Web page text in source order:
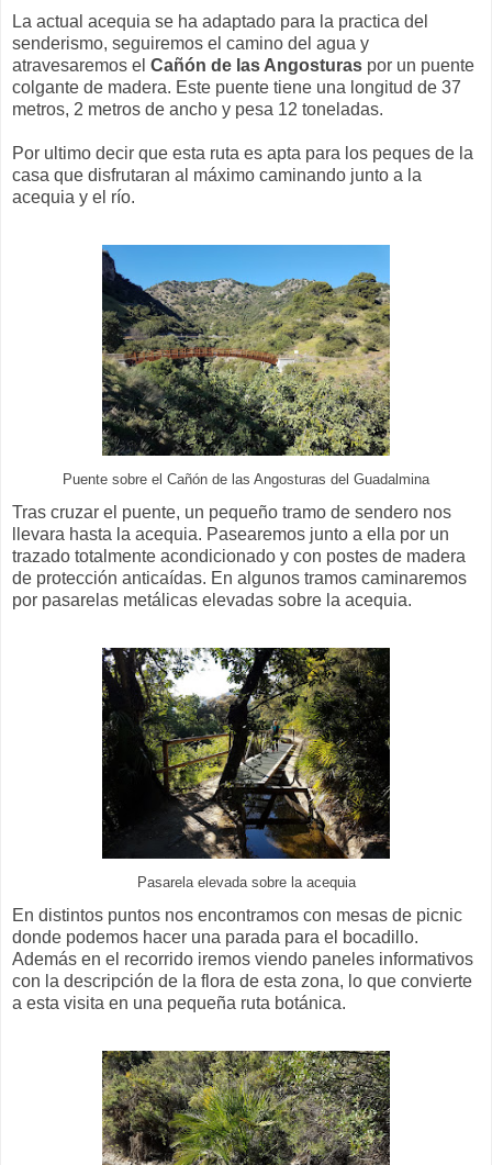
La actual acequia se ha adaptado para la practica del
senderismo, seguiremos el camino del agua y
atravesaremos el Cañón de las Angosturas por un puente
colgante de madera. Este puente tiene una longitud de 37
metros, 2 metros de ancho y pesa 12 toneladas.
Por ultimo decir que esta ruta es apta para los peques de la
casa que disfrutaran al máximo caminando junto a la
acequia y el río.
Puente sobre el Cañón de las Angosturas del Guadalmina
Tras cruzar el puente, un pequeño tramo de sendero nos
llevara hasta la acequia. Pasearemos junto a ella por un
trazado totalmente acondicionado y con postes de madera
de protección anticaídas. En algunos tramos caminaremos
por pasarelas metálicas elevadas sobre la acequia.
Pasarela elevada sobre la acequia
En distintos puntos nos encontramos con mesas de picnic
donde podemos hacer una parada para el bocadillo.
Además en el recorrido iremos viendo paneles informativos
con la descripción de la flora de esta zona, lo que convierte
a esta visita en una pequeña ruta botánica.